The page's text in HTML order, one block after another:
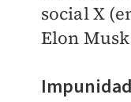
social X
Elon
Impunidad